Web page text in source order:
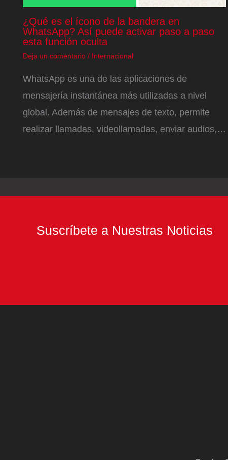
¿Qué es el ícono de la bandera en
WhatsApp? Así puede activar paso a paso
esta función oculta
Deja un comentario / Internacional
WhatsApp es una de las aplicaciones de
mensajería instantánea más utilizadas a nivel
global. Además de mensajes de texto, permite
realizar llamadas, videollamadas, enviar audios,…
Suscríbete a Nuestras Noticias